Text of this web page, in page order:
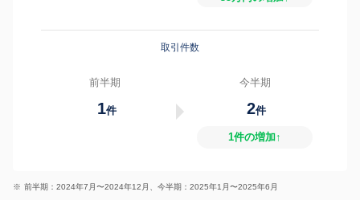
取引件数
前半期
1件
今半期
2件
1件の増加↑
※ 前半期：2024年7月〜2024年12月、今半期：2025年1月〜2025年6月